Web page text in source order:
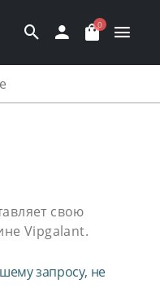
0
свою
Vipgalant.
запросу, не